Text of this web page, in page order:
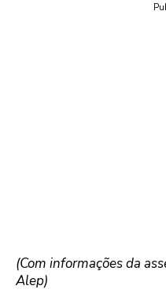
(Com informações da
Alep)